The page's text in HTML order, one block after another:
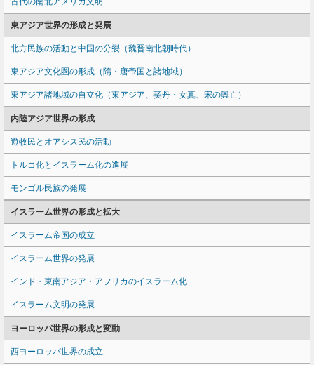
東アジア世界の形成と発展
北方民族の活動と中国の分裂（魏晋南北朝時代）
東アジア文化圏の形成（隋・唐帝国と諸地域）
東アジア諸地域の自立化（東アジア、契丹・女真、宋の興亡）
内陸アジア世界の形成
遊牧民とオアシス民の活動
トルコ化とイスラーム化の進展
モンゴル民族の発展
イスラーム世界の形成と拡大
イスラーム帝国の成立
イスラーム世界の発展
インド・東南アジア・アフリカのイスラーム化
イスラーム文明の発展
ヨーロッパ世界の形成と変動
西ヨーロッパ世界の成立